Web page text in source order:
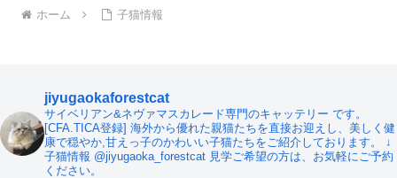
ホーム 子猫情報
jiyugaokaforestcat
サイベリアン&ネヴァマスカレード専門のキャッテリー です。
[CFA.TICA登録] 海外から優れた親猫たちを直接お迎えし、美しく健
康で穏やか,甘えっ子のかわいい子猫たちをご紹介しております。
↓
子猫情報 @jiyugaoka_forestcat 見学ご希望の方は、お気軽にご予約
ください。